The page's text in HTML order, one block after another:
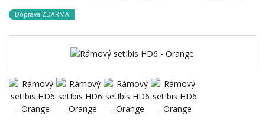
Doprava ZDARMA